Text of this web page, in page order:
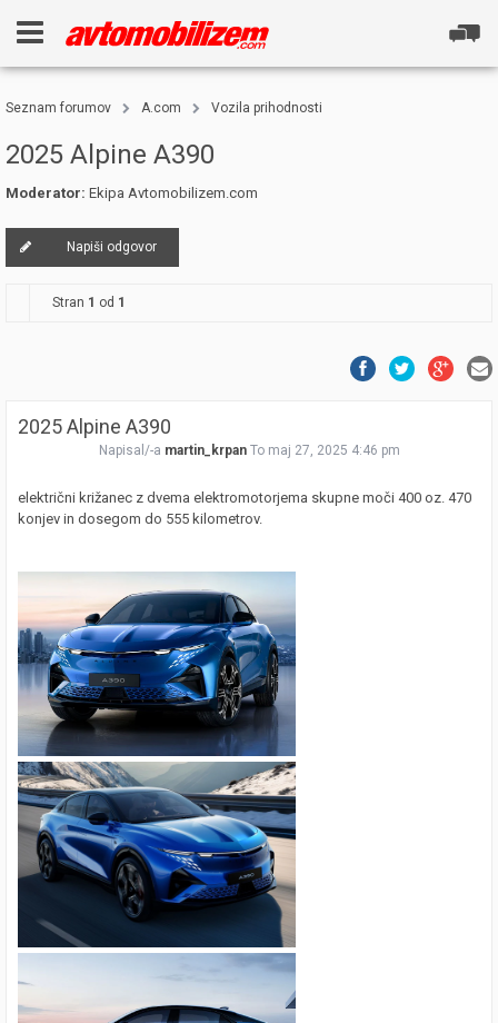
Seznam forumov A.com Vozila prihodnosti
2025 Alpine A390
Moderator: Ekipa Avtomobilizem.com
Napiši odgovor
Stran 1 od 1
2025 Alpine A390
Napisal/-a martin_krpan To maj 27, 2025 4:46 pm
električni križanec z dvema elektromotorjema skupne moči 400 oz. 470
konjev in dosegom do 555 kilometrov.